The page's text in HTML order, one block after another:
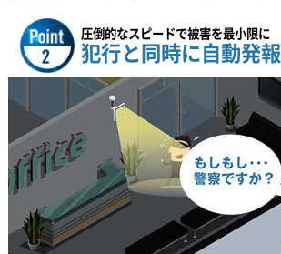
圧倒的なスピードで被害を最小限に
犯行と同時に自動発報